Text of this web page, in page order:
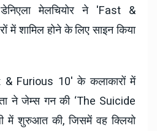
मेलचियोर ने 'Fast &
शामिल होने के लिए साइन किया
& Furious 10' के कलाकारों में
ने जेम्स गन की ‘The Suicide
में शुरुआत की, जिसमें वह क्लियो